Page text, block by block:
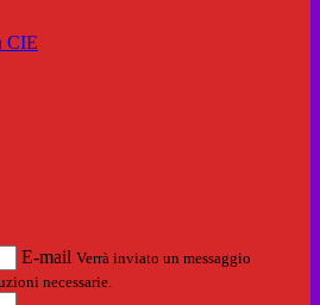
CIE
E-mail Verrà inviato un messaggio
necessarie.